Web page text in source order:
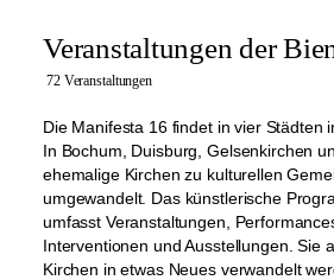
Veranstaltungen der
72 Veranstaltungen
Die Manifesta 16 findet in vier Städten
In Bochum, Duisburg, Gelsenkirchen
ehemalige Kirchen zu kulturellen
umgewandelt. Das künstlerische
umfasst Veranstaltungen,
Interventionen und Ausstellungen. Sie
Kirchen in etwas Neues verwandelt